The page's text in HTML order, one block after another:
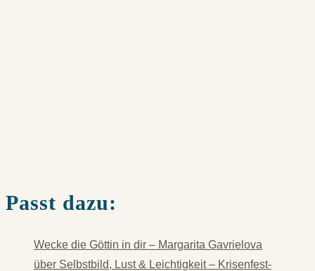
Passt dazu:
Wecke die Göttin in dir – Margarita Gavrielova
über Selbstbild, Lust & Leichtigkeit – Krisenfest-